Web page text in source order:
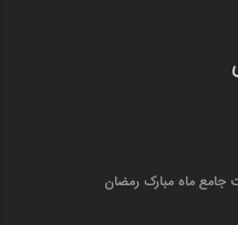
جامع ماه مبارک رمضان